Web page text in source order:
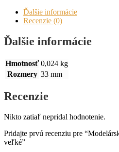
Ďalšie informácie
Recenzie (0)
Ďalšie informácie
Hmotnosť 0,024 kg
Rozmery 33 mm
Recenzie
Nikto zatiaľ nepridal hodnotenie.
Pridajte prvú recenziu pre
veľké”